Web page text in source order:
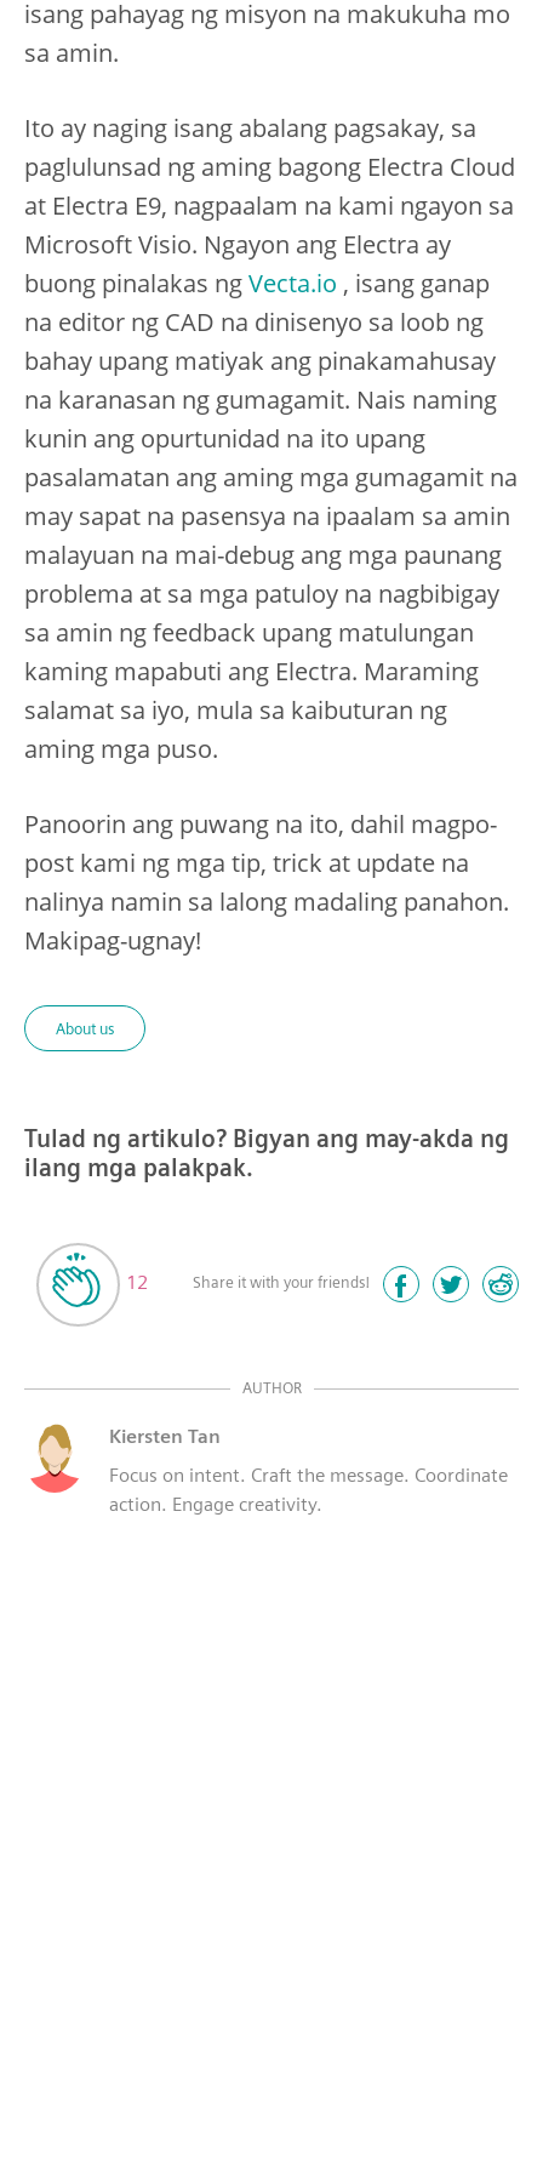
isang pahayag ng misyon na makukuha mo
sa amin.
Ito ay naging isang abalang pagsakay, sa
paglulunsad ng aming bagong Electra Cloud
at Electra E9, nagpaalam na kami ngayon sa
Microsoft Visio. Ngayon ang Electra ay
buong pinalakas ngVecta.io , isang ganap
na editor ng CAD na dinisenyo sa loob ng
bahay upang matiyak ang pinakamahusay
na karanasan ng gumagamit. Nais naming
kunin ang opurtunidad na ito upang
pasalamatan ang aming mga gumagamit na
may sapat na pasensya na ipaalam sa amin
malayuan na mai-debug ang mga paunang
problema at sa mga patuloy na nagbibigay
sa amin ng feedback upang matulungan
kaming mapabuti ang Electra. Maraming
salamat sa iyo, mula sa kaibuturan ng
aming mga puso.
Panoorin ang puwang na ito, dahil magpo-
post kami ng mga tip, trick at update na
nalinya namin sa lalong madaling panahon.
Makipag-ugnay!
About us
Tulad ng artikulo? Bigyan ang may-akda ng
ilang mga palakpak.
12 Share it with your friends!
AUTHOR
Kiersten Tan
Focus on intent. Craft the message. Coordinate
action. Engage creativity.